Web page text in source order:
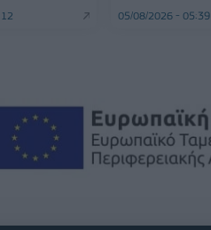
05/08/2026 - 05:39